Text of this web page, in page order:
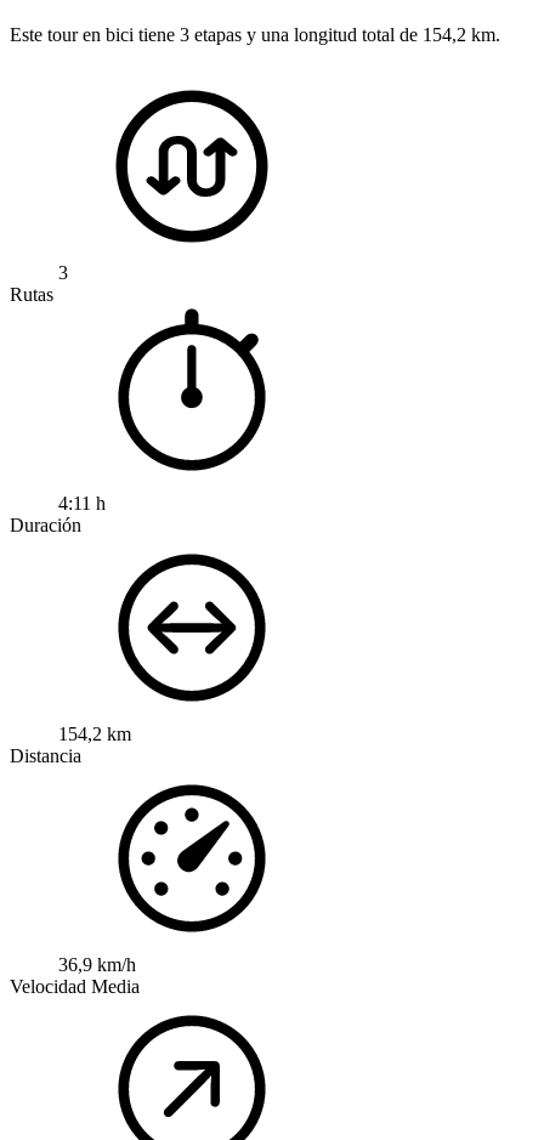
Este tour en bici tiene 3 etapas y una longitud total de 154,2 km.
3
Rutas
4:11 h
Duración
154,2 km
Distancia
36,9 km/h
Velocidad Media